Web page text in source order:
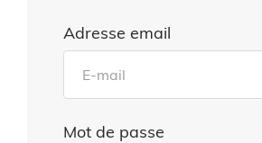
Adresse email
Mot de passe